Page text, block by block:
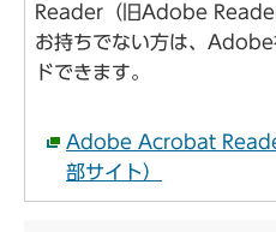
Reader（旧Adobe Reader
お持ちでない方は、
ドできます。
Adobe Acrobat
部サイト）